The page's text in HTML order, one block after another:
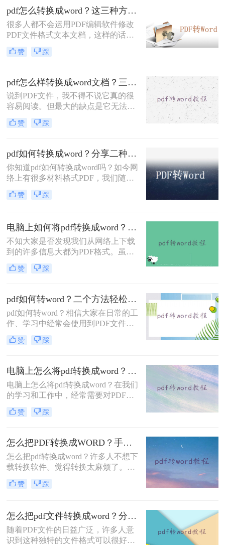
但是PDF文档的应用范围是越来越广
了。无论是PDF文档还是Word文档，
最主要的作用还是为用户们提供方
便，特殊情况下这两种文档是可以互
相转换格式的，那么如何将pdf转换成
word呢？今天就是跟大家分享下两种
pdf怎么转换成word？这三种方法你可以试试！
很多人都不会运用PDF编辑软件修改
PDF文件格式文本文档，这样的话，
碰到了这类文件格式该如何处理呢？
实际上有效的方法便是将其转为Word
档进行修改啦！那么pdf怎么转换成
word呢？下面来给大家讲讲pdf文档转
换成word文档的方法。
赞 踩
pdf怎么样转换成word文档？三种操作方法分享给你！
说到PDF文件，我不得不说它真的很
容易阅读。但最大的缺点是它无法修
改。在这个时候，我们只能无奈叹
息。我们想要将PDF文件变成我们可
法来实现它。比如说pdf怎么样转换成
word文档。那么问题来了，怎么pdf转
word呢？方法如下，快来Mark吧！
赞 踩
pdf如何转换成word？分享二种简单方法~
你知道pdf如何转换成word吗？如今网
络上有很多材料格式PDF，我们随便
下载的一份文件可能都是PDF格式
的，当你想要复制里面的内容或者是
如何转换成word，那么如何将PDF转
换Word呢？今日小编为大家解答这个
让很多人好奇的问题，下面一起看看
吧。
赞 踩
电脑上如何将pdf转换成word？分享2种简单方法~
不知大家是否发现我们从网络上下载
到的许多信息大都为PDF格式。虽然
说该文件的格式是非常好用，而且极
其清晰，演示起来非常的方便快捷，
缺陷的，就是我们只能够对这种格式
进行查看，而我们不能够对它进行修
改，导致文档中如果有小错误，大家
也是没有办法能够直接进行修改的
赞 踩
pdf如何转word？二个方法轻松完成！
pdf如何转word？相信大家在日常的工
作、学习中经常会使用到PDF文件，
一般我们都是用它来传输或者是保存
文件的，非常方便。但是也有一个问
多小伙伴们都会选择将PDF文件转换
成Word再编辑修改，今天就来给大家
分享二种PDF转Word的方法，记得收
藏再看！
赞 踩
电脑上怎么将pdf转换成word？下面二种方法马上教会你
电脑上怎么将pdf转换成word？在我们
的学习和工作中，经常需要对PDF文
档进行转换。转换时，大家是否遇到
过PDF转换乱码、转换时排版错乱、
题？
赞 踩
怎么把PDF转换成WORD？手把手教你在线转换！
怎么把pdf转换成word？许多人不想下
载转换软件。觉得转换太麻烦了。那
么是否有在线转换方法？当然是有
的，在线pdf转word简单快捷，方便转
赞 踩
怎么把pdf文件转换成word？分享一种简单方法~
随着PDF文件的日益广泛，许多人意
识到这种独特的文件格式可以很好地